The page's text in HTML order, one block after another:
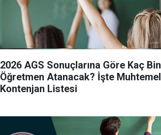
2026 AGS Sonuçlarına Göre Kaç Bin
Öğretmen Atanacak? İşte Muhtemel
Kontenjan Listesi